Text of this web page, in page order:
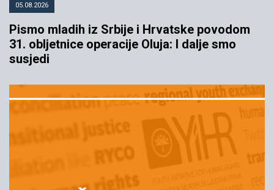
05.08.2026
Pismo mladih iz Srbije i Hrvatske povodom
31. obljetnice operacije Oluja: I dalje smo
susjedi